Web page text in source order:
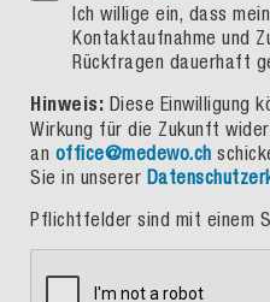
Ich willige ein, dass
Kontaktaufnahme und
Rückfragen dauerhaft
Hinweis: Diese Einwilligung
Wirkung für die Zukunft
an office@medewo.ch
Sie in unserer
Pflichtfelder sind mit einem